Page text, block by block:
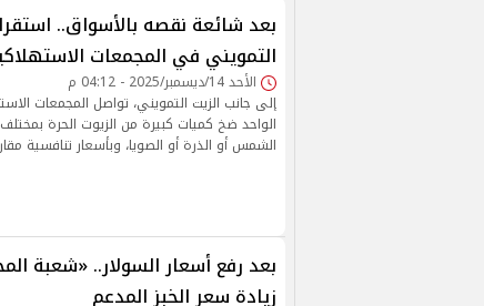
بعد شائعة نقصه بالأسواق..
التمويني في المجمعات
الأحد 14/ديسمبر/2025 - 04:12 م
إلى جانب الزيت التمويني، تواصل المجمعات
الواحد ضخ كميات كبيرة من الزيوت الحرة بمختلف
الشمس أو الذرة أو الصويا، وبأسعار تنافسية
بعد رفع أسعار السولار.. «شعبة
زيادة سعر الخبز المدعم